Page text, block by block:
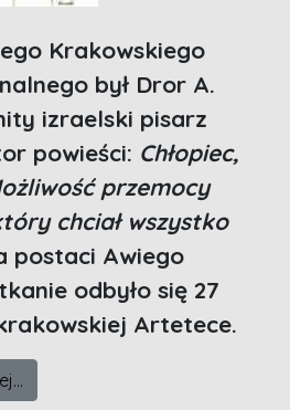
Krakowskiego
był Dror A.
izraelski pisarz
powieści: Chłopiec,
przemocy
chciał wszystko
postaci Awiego
odbyło się 27
Artetece.